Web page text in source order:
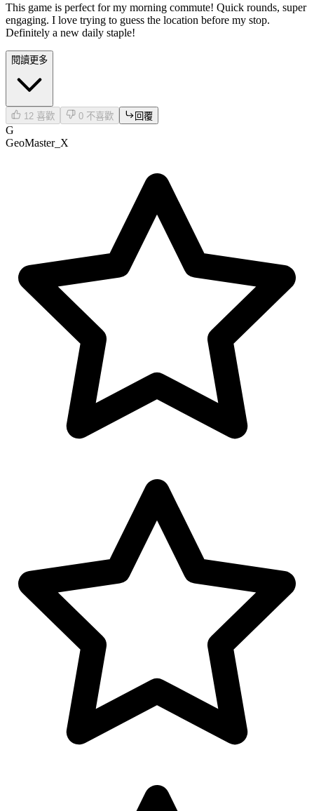
This game is perfect for my morning commute! Quick rounds, super
engaging. I love trying to guess the location before my stop.
Definitely a new daily staple!
閱讀更多
12 喜歡 0 不喜歡 回覆
G
GeoMaster_X